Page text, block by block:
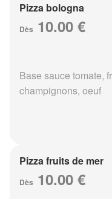
Pizza bologna
Dès 10.00 €
Base sauce tomate,
champignons, oeuf
Pizza fruits de mer
Dès 10.00 €